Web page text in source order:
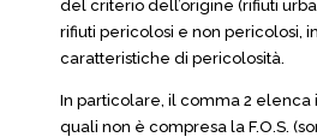
del criterio dell’origine (rifiuti
rifiuti pericolosi e non pericolosi,
caratteristiche di pericolosità.
In particolare, il comma 2 elenca
quali non è compresa la F.O.S.